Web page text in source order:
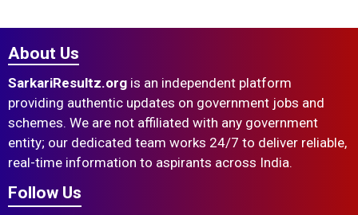
About Us
SarkariResultz.org is an independent platform
providing authentic updates on government jobs and
schemes. We are not affiliated with any government
entity; our dedicated team works 24/7 to deliver reliable,
real-time information to aspirants across India.
Follow Us